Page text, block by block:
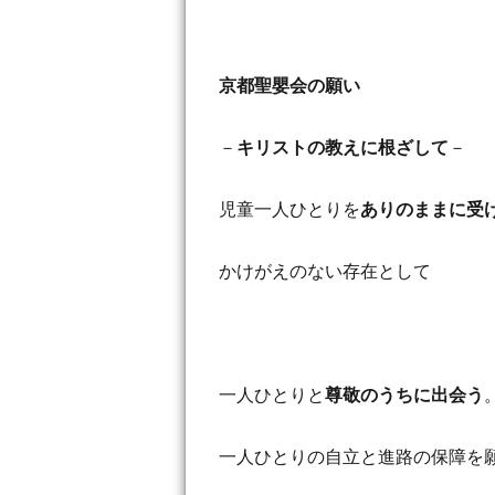
京都聖嬰会の願い
－ キリストの教えに根ざして －
児童一人ひとりをありのままに受
かけがえのない存在として
一人ひとりと尊敬のうちに出会う 。
一人ひとりの自立と進路の保障を